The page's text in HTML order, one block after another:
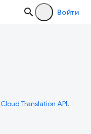
Войти
Cloud Translation API.